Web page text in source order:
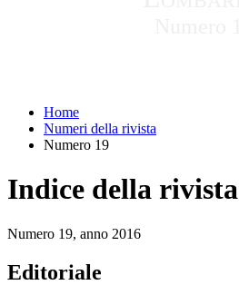
Home
Numeri della rivista
Numero 19
Indice della rivista
Numero 19, anno 2016
Editoriale